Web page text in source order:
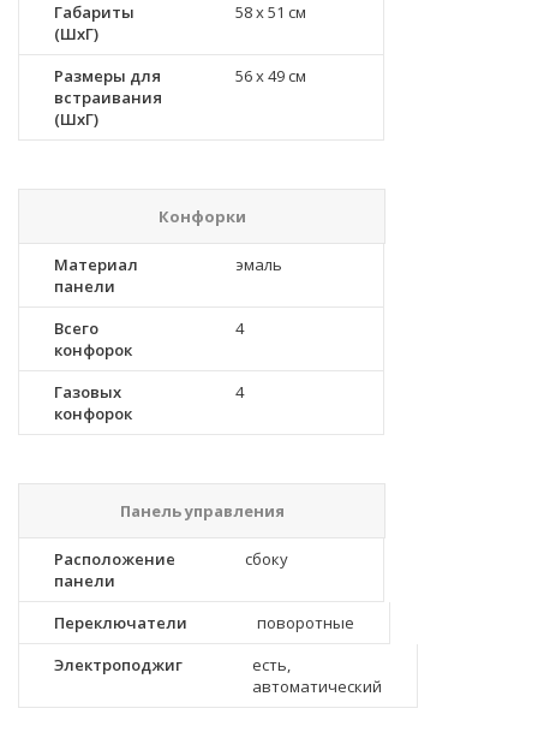
Габариты
(ШхГ)
58 x 51 см
Размеры для
встраивания
(ШхГ)
56 x 49 см
Конфорки
Материал
панели
эмаль
Всего
конфорок
4
Газовых
конфорок
4
Панель управления
Расположение
панели
сбоку
Переключатели
поворотные
Электроподжиг
есть,
автоматический